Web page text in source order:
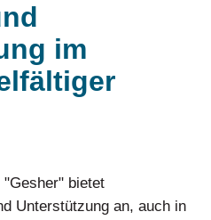
im
bietet
Unterstützung an, auch in